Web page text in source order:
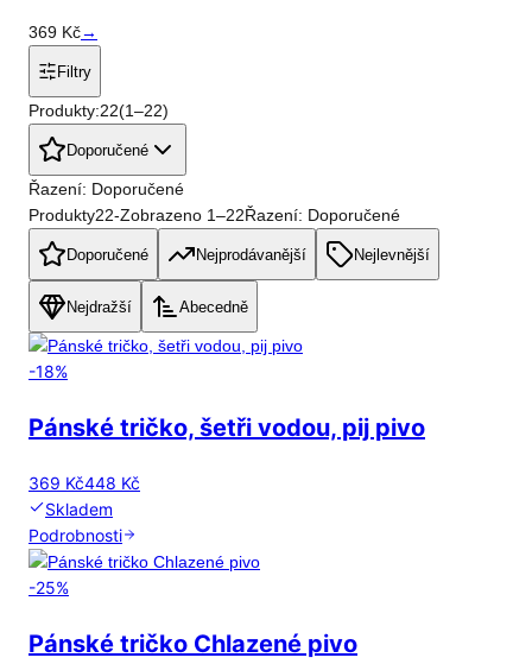
369 Kč→
Filtry
Produkty:22(1–22)
Doporučené
Řazení: Doporučené
Produkty22-Zobrazeno 1–22Řazení: Doporučené
Doporučené Nejprodávanější Nejlevnější
Nejdražší Abecedně
-18%
Pánské tričko, šetři vodou, pij pivo
369 Kč448 Kč
Skladem
Podrobnosti
-25%
Pánské tričko Chlazené pivo